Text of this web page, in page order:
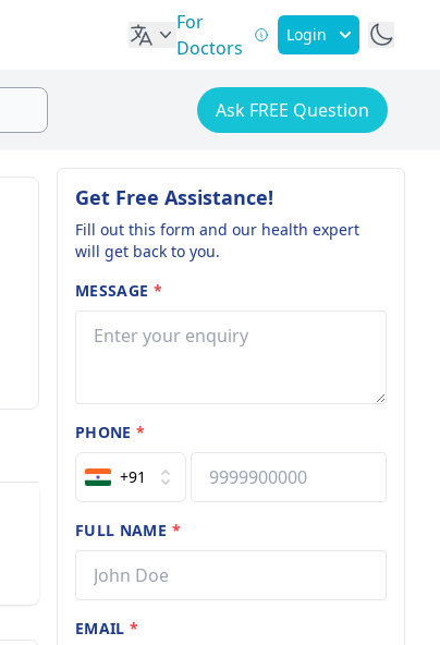
For
Doctors
Login
Ask FREE Question
Get Free Assistance!
Fill out this form and our health expert
will get back to you.
MESSAGE *
PHONE*
+91
FULL NAME *
EMAIL*